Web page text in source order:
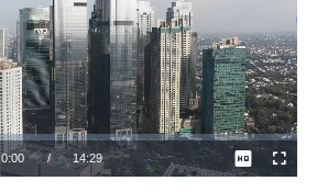
Waktu
0:00 / Durasi
14:29